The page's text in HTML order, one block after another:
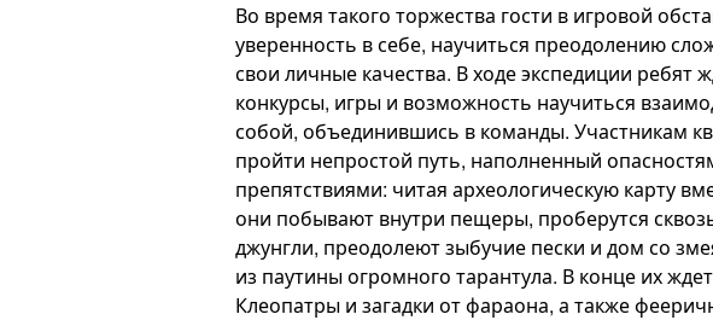
Во время такого торжества гости в игровой
уверенность в себе, научиться преодолению
свои личные качества. В ходе экспедиции ребят
конкурсы, игры и возможность научиться
собой, объединившись в команды. Участникам
пройти непростой путь, наполненный
препятствиями: читая археологическую карту
они побывают внутри пещеры, проберутся
джунгли, преодолеют зыбучие пески и дом со
из паутины огромного тарантула. В конце их
Клеопатры и загадки от фараона, а также